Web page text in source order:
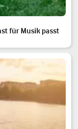
für Musik passt